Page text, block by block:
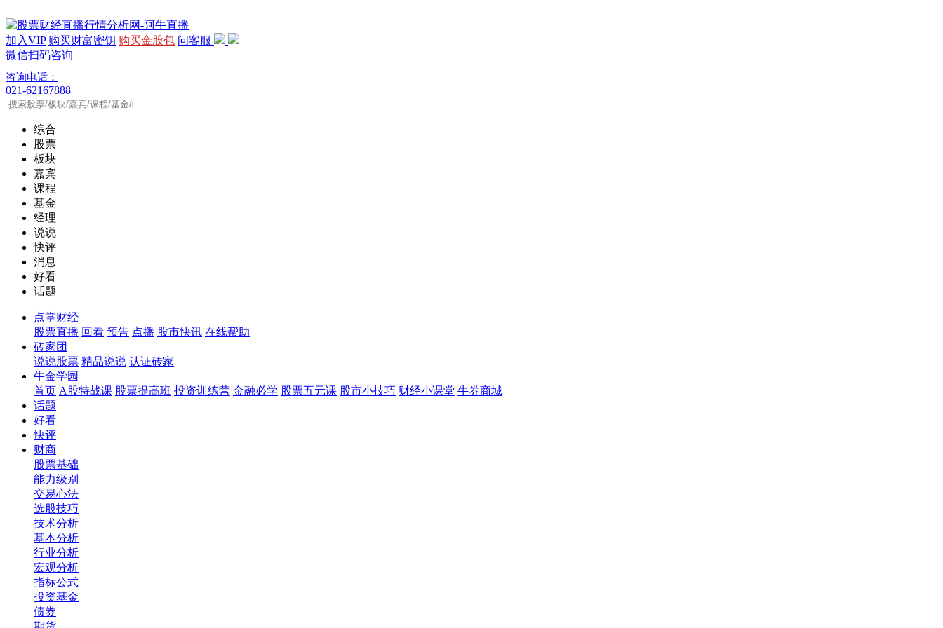
加入VIP 购买财富密钥 购买金股包 问客服
微信扫码咨询
咨询电话：
021-62167888
综合
股票
板块
嘉宾
课程
基金
经理
说说
快评
消息
好看
话题
点掌财经
股票直播 回看 预告 点播 股市快讯 在线帮助
砖家团
说说股票 精品说说 认证砖家
牛金学园
首页 A股特战课 股票提高班 投资训练营 金融必学 股票五元课 股市小技巧 财经小课堂 牛券商城
话题
好看
快评
财商
股票基础
能力级别
交易心法
选股技巧
技术分析
基本分析
行业分析
宏观分析
指标公式
投资基金
债券